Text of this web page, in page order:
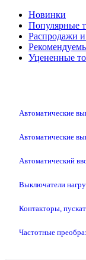
Новинки
Популярные
Распродажи
Уцененные
Автоматические
Автоматические
Автоматический
Выключатели
Контакторы,
Частотные